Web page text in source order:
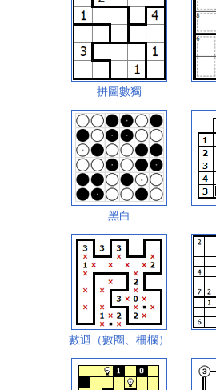
拼圖數獨
黑白
數迴（數圈、柵欄）